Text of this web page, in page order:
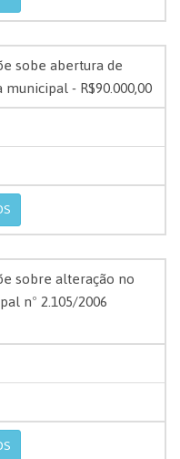
sobe abertura de
- R$90.000,00
sobre alteração no
nº 2.105/2006